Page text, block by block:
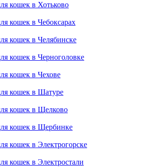
кошек в Хотьково
кошек в Чебоксарах
кошек в Челябинске
кошек в Черноголовке
кошек в Чехове
кошек в Шатуре
кошек в Щелково
кошек в Щербинке
кошек в Электрогорске
кошек в Электростали